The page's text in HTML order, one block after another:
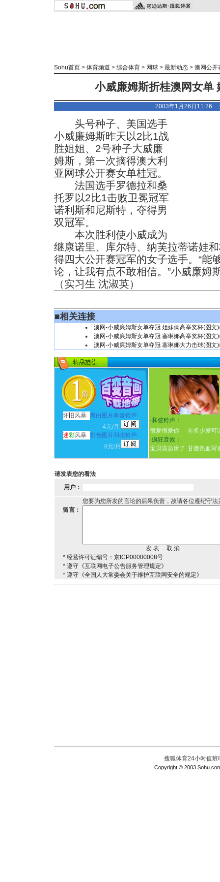
Sohu首页 > 体育频道 > 综合体育 > 网球 > 最新动态 > 澳网公开
小威廉姆斯折桂澳网女单
2003年1月26日11:26
头号种子、美国选手
小威廉姆斯昨天以2比1战
胜姐姐、2号种子大威廉
姆斯，第一次摘得澳大利
亚网球公开赛女单桂冠。
法国选手罗德拉和桑
托罗以2比1击败卫冕冠军
诺利斯和尼斯特，夺得男
双冠军。
本次胜利使小威成为
继康诺里、库尔特、纳芙拉蒂诺娃
得四大公开赛冠军的女子选手。“能
论，让我有点不敢相信。”小威廉姆
（实习生 沈淑英）
■相关连接
澳网-小威廉姆斯女单夺冠 姐妹俩高举奖杯(图文)
澳网-小威廉姆斯女单夺冠 塞琳娜高举奖杯(图文)
澳网-小威廉姆斯女单夺冠 塞琳娜大力击球(图文)
怀 旧 风暴
黑白图片单音铃声
4元/月
迷彩风暴 彩色图片和弦铃声
8元/月
·和弦铃声：
很爱很爱你
有多少爱可
·疯狂音效：
宝贝该起床了 甘撒热血写
请发表您的看法
用户：
您要为您所发的言论的后果负责，故请各位遵纪守
留言：
* 经营许可证编号：京ICP00000008号
* 遵守《互联网电子公告服务管理规定》
* 遵守《全国人大常委会关于维护互联网安全的规定》
搜狐体育24小时值
Copyright © 2003